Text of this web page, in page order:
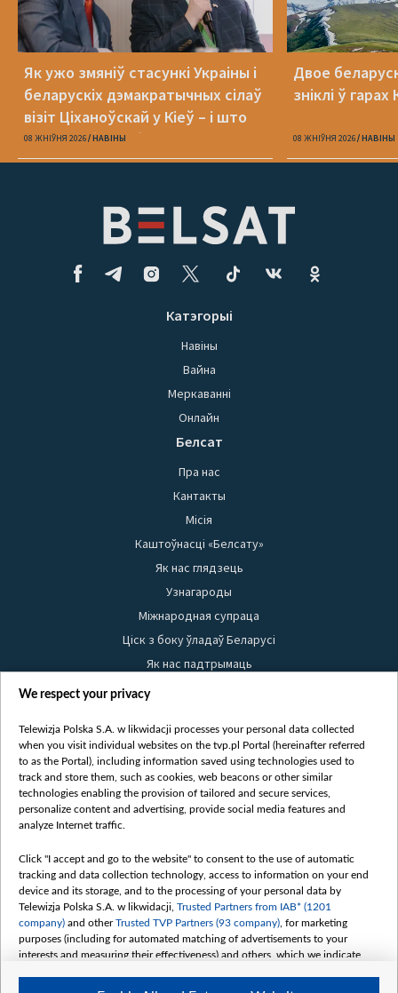
Як ужо змяніў стасункі Украіны і
беларускіх дэмакратычных сілаў
візіт Ціханоўскай у Кіеў – і што
яшчэ трэба зрабіць
08 ЖНІЎНЯ 2026 НАВІНЫ
Двое
зніклі ў
08 ЖНІЎНЯ 2026 НАВІНЫ
Катэгорыі
Навіны
Вайна
Меркаванні
Онлайн
Белсат
Пра нас
Кантакты
Місія
Каштоўнасці «Белсату»
Як нас глядзець
Узнагароды
Міжнародная супраца
Ціск з боку ўладаў Беларусі
Як нас падтрымаць
Правілы выкарыстання матэрыялаў
Бяспека
Youtube
Белсат news
Белсат Shorts
Жэстачайшы мульт
Belsat English
Biełsat PL
Белсат Now
Белсат History
Белсат Music
We respect your privacy
Telewizja Polska S.A. w likwidacji processes your personal data collected
when you visit individual websites on the tvp.pl Portal (hereinafter referred
to as the Portal), including information saved using technologies used to
track and store them, such as cookies, web beacons or other similar
technologies enabling the provision of tailored and secure services,
personalize content and advertising, provide social media features and
analyze Internet traffic.
Click "I accept and go to the website" to consent to the use of automatic
tracking and data collection technology, access to information on your end
device and its storage, and to the processing of your personal data by
Telewizja Polska S.A. w likwidacji, Trusted Partners from IAB* (1201
company) and otherTrusted TVP Partners (93 company) , for marketing
purposes (including for automated matching of advertisements to your
interests and measuring their effectiveness) and others, which we indicate